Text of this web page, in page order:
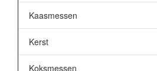
Kaasmessen
Kerst
Koksmessen